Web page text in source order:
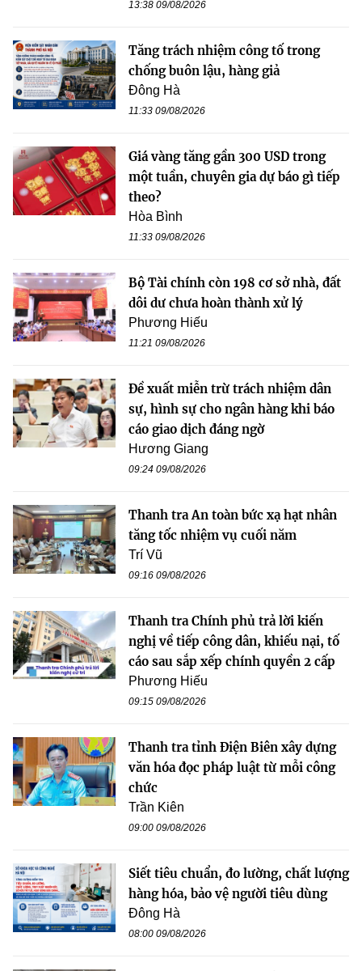
13:38 09/08/2026
Tăng trách nhiệm công tố trong
chống buôn lậu, hàng giả
Đông Hà
11:33 09/08/2026
Giá vàng tăng gần 300 USD trong
một tuần, chuyên gia dự báo gì tiếp
theo?
Hòa Bình
11:33 09/08/2026
Bộ Tài chính còn 198 cơ sở nhà, đất
dôi dư chưa hoàn thành xử lý
Phương Hiếu
11:21 09/08/2026
Đề xuất miễn trừ trách nhiệm dân
sự, hình sự cho ngân hàng khi báo
cáo giao dịch đáng ngờ
Hương Giang
09:24 09/08/2026
Thanh tra An toàn bức xạ hạt nhân
tăng tốc nhiệm vụ cuối năm
Trí Vũ
09:16 09/08/2026
Thanh tra Chính phủ trả lời kiến
nghị về tiếp công dân, khiếu nại, tố
cáo sau sắp xếp chính quyền 2 cấp
Phương Hiếu
09:15 09/08/2026
Thanh tra tỉnh Điện Biên xây dựng
văn hóa đọc pháp luật từ mỗi công
chức
Trần Kiên
09:00 09/08/2026
Siết tiêu chuẩn, đo lường, chất lượng
hàng hóa, bảo vệ người tiêu dùng
Đông Hà
08:00 09/08/2026